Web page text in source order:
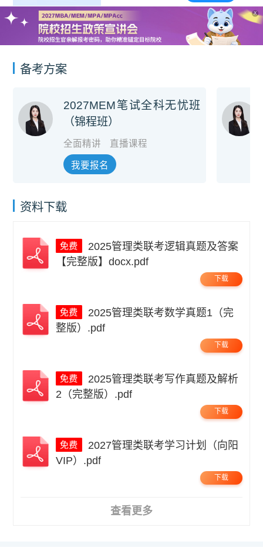
X
备考方案
2027MEM笔试全科无忧班
（锦程班）
全面精讲 直播课程
我要报名
资料下载
【完整版】docx.pdf
下载
整版）.pdf
下载
2（完整版）.pdf
下载
VIP）.pdf
下载
查看更多